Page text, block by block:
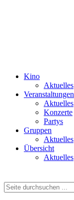
Kino
Aktuelles
Veranstaltungen
Aktuelles
Konzerte
Partys
Gruppen
Aktuelles
Übersicht
Aktuelles